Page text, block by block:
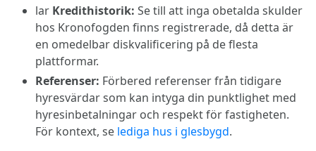
lar Kredithistorik: Se till att inga obetalda skulder
hos Kronofogden finns registrerade, då detta är
en omedelbar diskvalificering på de flesta
plattformar.
Referenser: Förbered referenser från tidigare
hyresvärdar som kan intyga din punktlighet med
hyresinbetalningar och respekt för fastigheten.
För kontext, se lediga hus i glesbygd.